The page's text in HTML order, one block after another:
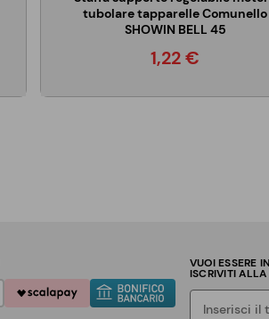
tubolare tapparelle Comunello
SHOWIN BELL 45
1,22 €
VUOI ESSERE
ISCRIVITI